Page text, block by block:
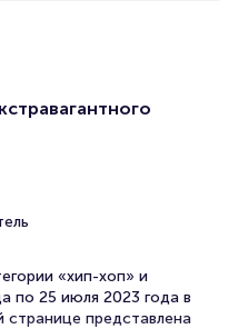
«хип-хоп» и
по 25 июля 2023 года в
странице представлена